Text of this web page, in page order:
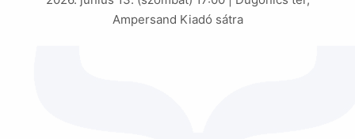
Ampersand Kiadó sátra